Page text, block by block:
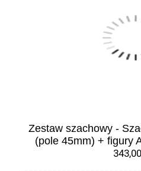
Zestaw szachowy -
(pole 45mm) + figury